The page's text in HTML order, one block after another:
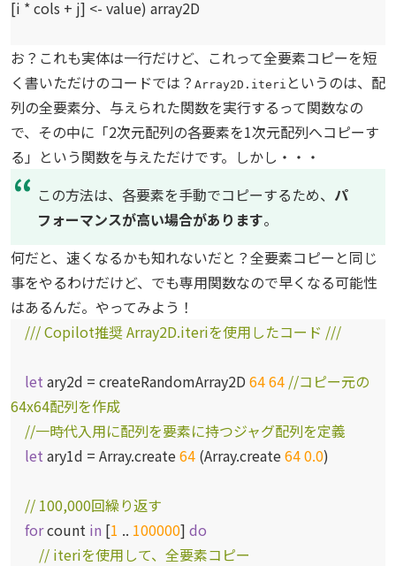
[i * cols + j] <- value) array2D
お？これも実体は一行だけど、これって全要素コピーを短
く書いただけのコードでは？ Array2D.iteri というのは、配
列の全要素分、与えられた関数を実行するって関数なの
で、その中に「2次元配列の各要素を1次元配列へコピーす
る」という関数を与えただけです。しかし・・・
この方法は、各要素を手動でコピーするため、 パ
フォーマンスが高い場合があります。
何だと、速くなるかも知れないだと？全要素コピーと同じ
事をやるわけだけど、でも専用関数なので早くなる可能性
はあるんだ。やってみよう！
/// Copilot推奨 Array2D.iteriを使用したコード ///
let ary2d = createRandomArray2D 6464 //コピー元の
64x64配列を作成
//一時代入用に配列を要素に持つジャグ配列を定義
let ary1d = Array.create64 (Array.create640.0)
// 100,000回繰り返す
forcount in [1 .. 100000] do
// iteriを使用して、全要素コピー